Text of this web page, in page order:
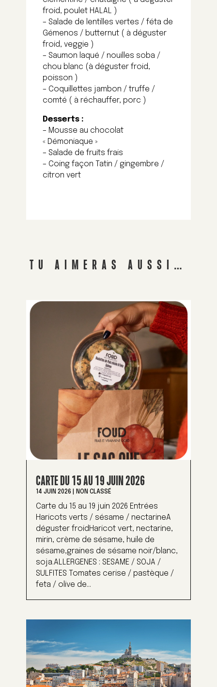
froid, poulet HALAL )
– Salade de lentilles vertes / féta de
Gémenos / butternut ( à déguster
froid, veggie )
– Saumon laqué / nouilles soba /
chou blanc (à déguster froid,
poisson )
– Coquillettes jambon / truffe /
comté ( à réchauffer, porc )
Desserts :
– Mousse au chocolat
« Démoniaque »
– Salade de fruits frais
– Coing façon Tatin / gingembre /
citron vert
TU AIMERAS AUSSI…
CARTE DU 15 AU 19 JUIN 2026
14 JUIN 2026 NON CLASSÉ
Carte du 15 au 19 juin 2026 Entrées
Haricots verts / sésame / nectarineA
déguster froidHaricot vert, nectarine,
mirin, crème de sésame, huile de
sésame,graines de sésame noir/blanc,
soja.ALLERGENES : SESAME / SOJA /
SULFITES Tomates cerise / pastèque /
feta / olive de...